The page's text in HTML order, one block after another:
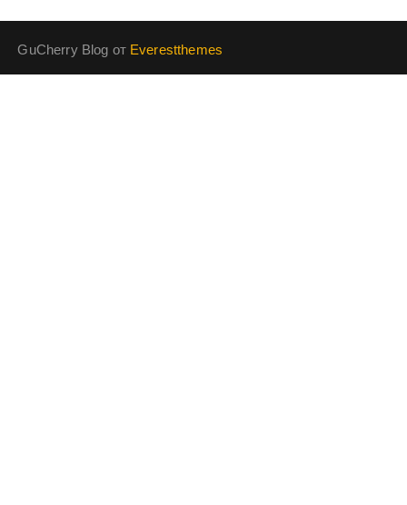
GuCherry Blog от Everestthemes